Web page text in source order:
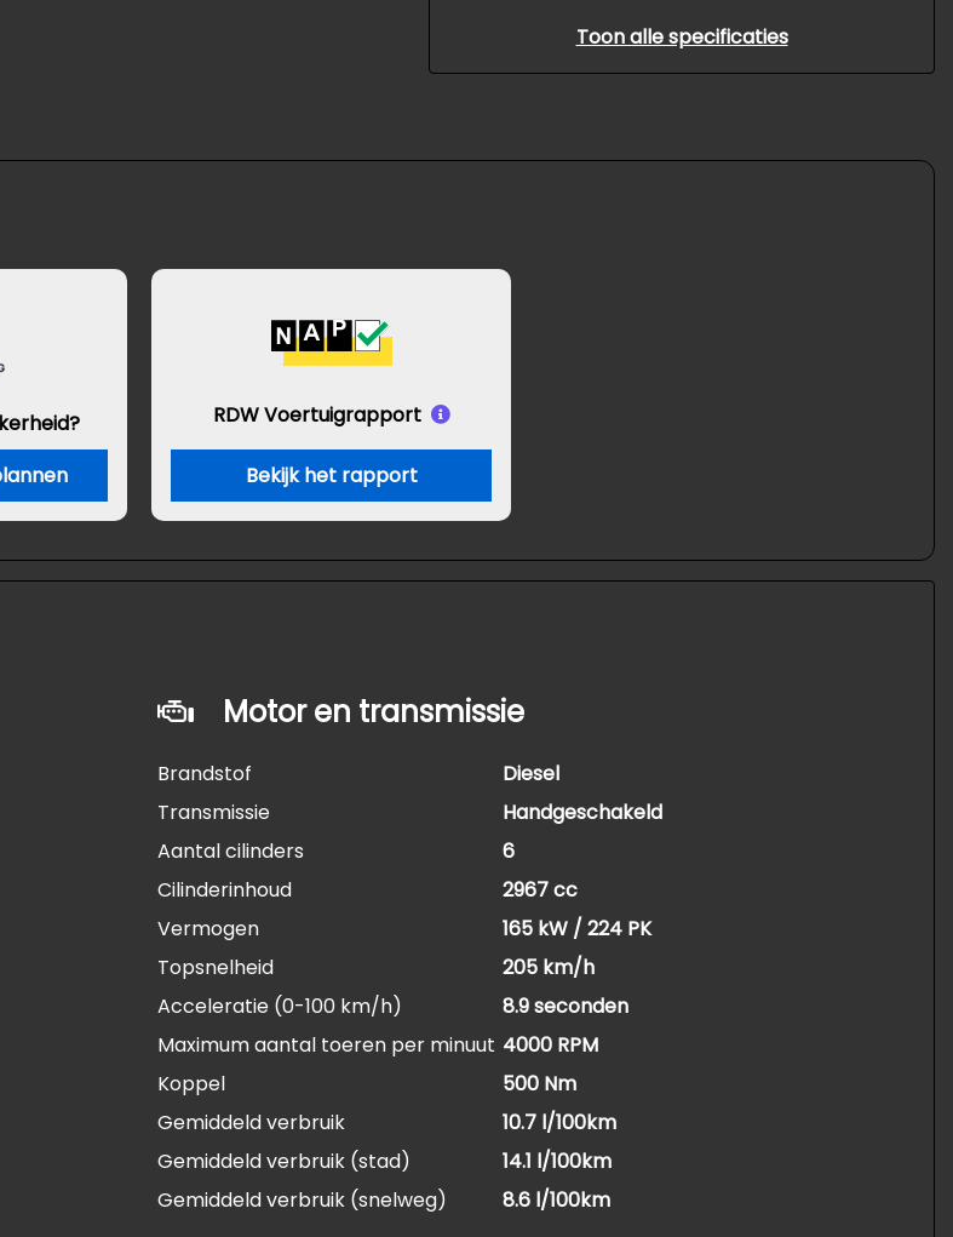
Toon alle specificaties
RDW Voertuigrapport
Bekijk het rapport
Motor en transmissie
Brandstof
Diesel
Transmissie
Handgeschakeld
Aantal cilinders
6
Cilinderinhoud
2967 cc
Vermogen
165 kW / 224 PK
Topsnelheid
205 km/h
Acceleratie (0-100 km/h)
8.9 seconden
Maximum aantal toeren per minuut 4000 RPM
Koppel
500 Nm
Gemiddeld verbruik
10.7 l/100km
Gemiddeld verbruik (stad)
14.1 l/100km
Gemiddeld verbruik (snelweg)
8.6 l/100km